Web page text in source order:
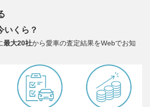
いくら？
最大20社から愛車の査定結果をWebでお知